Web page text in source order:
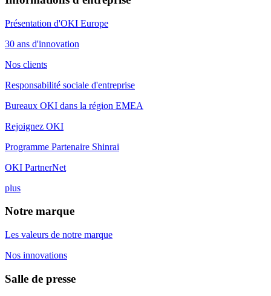
Présentation d'OKI Europe
30 ans d'innovation
Nos clients
Responsabilité sociale d'entreprise
Bureaux OKI dans la région EMEA
Rejoignez OKI
Programme Partenaire Shinrai
OKI PartnerNet
plus
Notre marque
Les valeurs de notre marque
Nos innovations
Salle de presse